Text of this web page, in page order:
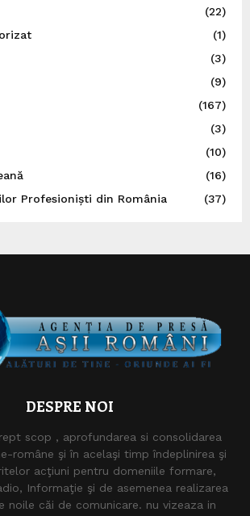
(22)
(1)
(3)
(9)
(167)
(3)
(10)
(16)
Profesioniști din România
(37)
DESPRE NOI
scop , aprofundarea si consolidarea
române şi în acelaşi timp îndeplinirea şi
acţiuni pentru domeniile formare,
Informaţie şi de asemenea realizarea
noile căi de comunicare. nu vizeaza in